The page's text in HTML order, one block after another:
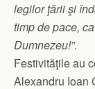
legilor ţării şi
timp de pace,
Dumnezeu!”.
Festivităţile au
Alexandru Ioan